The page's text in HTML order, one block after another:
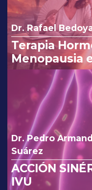
Dr. Rafael
Terapia
Menopausia
la FDA.
Dr. Pedro
Suárez
ACCIÓN
IVU